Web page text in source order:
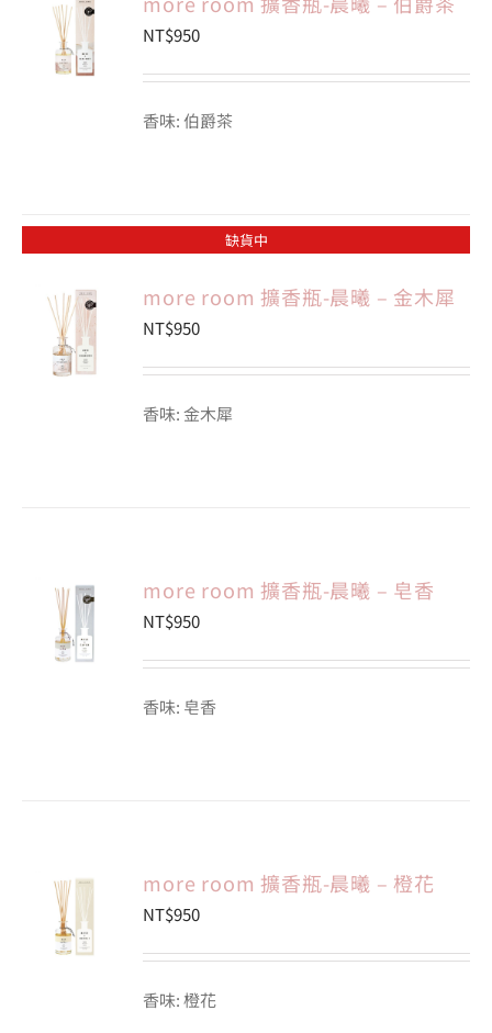
NT$950
香味: 伯爵茶
缺貨中
more room 擴香瓶-晨曦 – 金木犀
NT$950
香味: 金木犀
物車
more room 擴香瓶-晨曦 – 皂香
NT$950
香味: 皂香
more room 擴香瓶-晨曦 – 橙花
NT$950
香味: 橙花